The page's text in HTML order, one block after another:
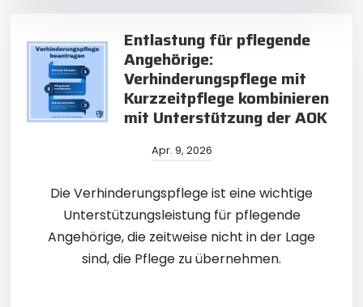
Entlastung für pflegende
Angehörige:
Verhinderungspflege mit
Kurzzeitpflege kombinieren
mit Unterstützung der AOK
Apr. 9, 2026
Die Verhinderungspflege ist eine wichtige
Unterstützungsleistung für pflegende
Angehörige, die zeitweise nicht in der Lage
sind, die Pflege zu übernehmen.